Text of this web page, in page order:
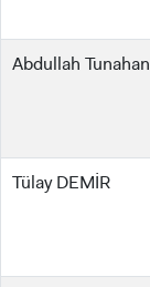
YATAY GEÇİŞ
Abdullah
Tülay DEMİR